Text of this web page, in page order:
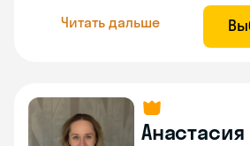
Читать дальше
Анастасия